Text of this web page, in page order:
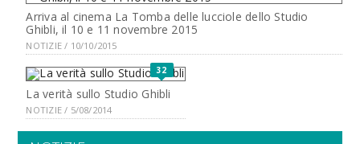
Arriva al cinema La Tomba delle lucciole dello Studio
Ghibli, il 10 e 11 novembre 2015
NOTIZIE / 10/10/2015
32
La verità sullo Studio Ghibli
NOTIZIE / 5/08/2014